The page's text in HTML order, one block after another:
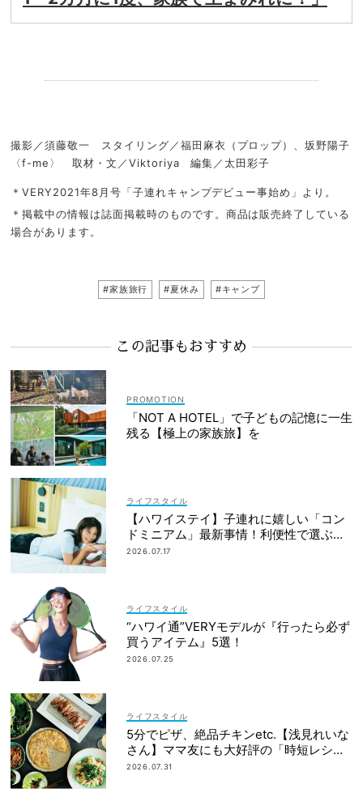
撮影／須藤敬一 スタイリング／福田麻衣（プロップ）、坂野陽子
〈f-me〉 取材・文／Viktoriya 編集／太田彩子
＊VERY2021年8月号「子連れキャンプデビュー事始め」より。
＊掲載中の情報は誌面掲載時のものです。商品は販売終了している
場合があります。
#家族旅行 #夏休み #キャンプ
この記事もおすすめ
「NOT A HOTEL」で子どもの記憶に一生
残る【極上の家族旅】を
ライフスタイル
【ハワイステイ】子連れに嬉しい「コン
ドミニアム」最新事情！利便性で選ぶな
ら？
2026.07.17
ライフスタイル
“ハワイ通”VERYモデルが『行ったら必ず
買うアイテム』5選！
2026.07.25
ライフスタイル
5分でピザ、絶品チキンetc.【浅見れいな
さん】ママ友にも大好評の「時短レシ
ピ」４選
2026.07.31